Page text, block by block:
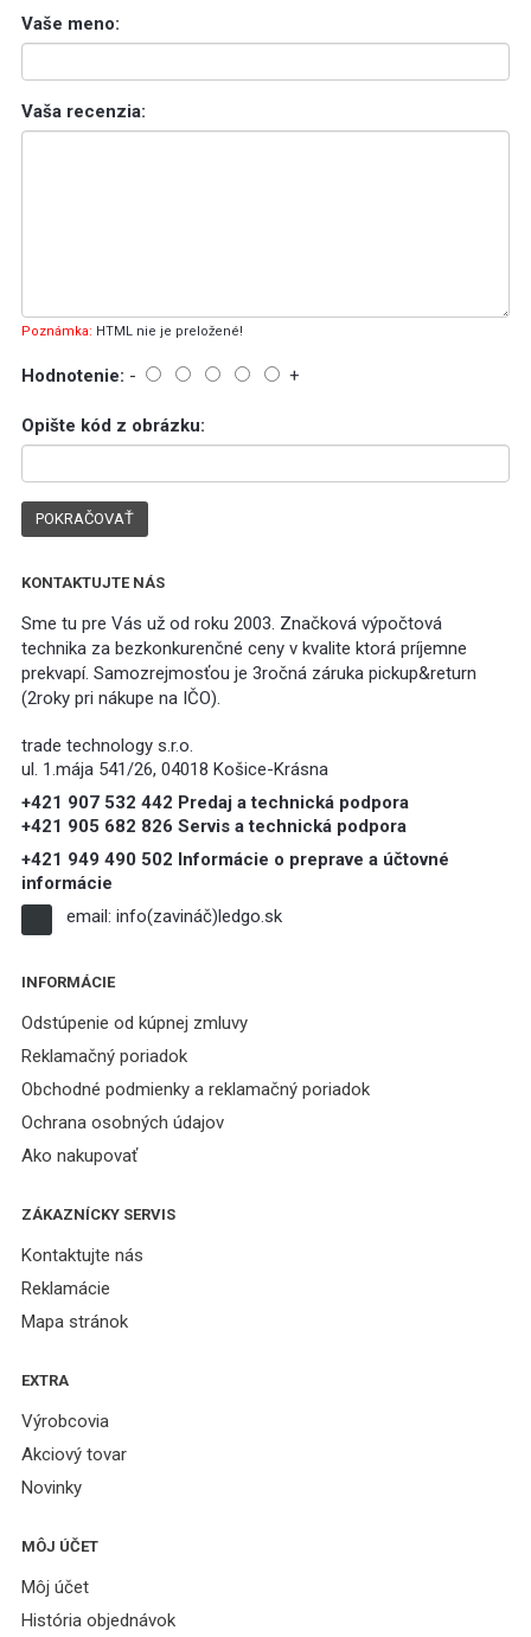
Vaše meno:
Vaša recenzia:
Poznámka: HTML nie je preložené!
Hodnotenie: - +
Opište kód z obrázku:
POKRAČOVAŤ
KONTAKTUJTE NÁS
Sme tu pre Vás už od roku 2003. Značková výpočtová
technika za bezkonkurenčné ceny v kvalite ktorá príjemne
prekvapí. Samozrejmosťou je 3ročná záruka pickup&return
(2roky pri nákupe na IČO).
trade technology s.r.o.
ul. 1.mája 541/26, 04018 Košice-Krásna
+421 907 532 442 Predaj a technická podpora
+421 905 682 826 Servis a technická podpora
+421 949 490 502 Informácie o preprave a účtovné
informácie
email: info(zavináč)ledgo.sk
INFORMÁCIE
Odstúpenie od kúpnej zmluvy
Reklamačný poriadok
Obchodné podmienky a reklamačný poriadok
Ochrana osobných údajov
Ako nakupovať
ZÁKAZNÍCKY SERVIS
Kontaktujte nás
Reklamácie
Mapa stránok
EXTRA
Výrobcovia
Akciový tovar
Novinky
MÔJ ÚČET
Môj účet
História objednávok